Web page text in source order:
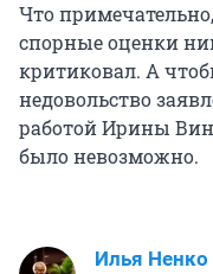
Что
спорные оценки
критиковал. А
недовольство
работой Ирины
было невозможно.
Илья Ненко